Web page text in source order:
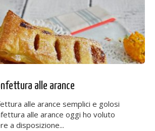
alle arance
alle arance semplici e golosi
alle arance oggi ho voluto
a disposizione...